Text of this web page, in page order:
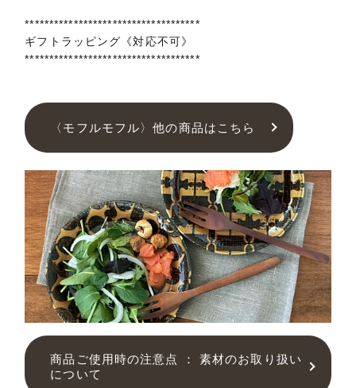
************************************
ギフトラッピング《対応不可》
************************************
〈モフルモフル〉他の商品はこちら
商品ご使用時の注意点 ： 素材のお取り扱い
について